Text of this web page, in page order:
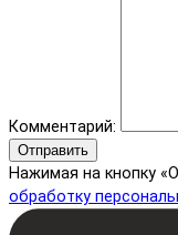
Комментарий:
Отправить
Нажимая на кнопку
обработку